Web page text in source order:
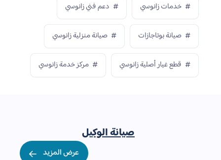
خدمات زانوسي دعم فني زانوسي
صيانة بوتاجازات صيانة منزلية زانوسي
قطع غيار أصلية زانوسي مركز خدمة زانوسي
صيانة الوكيل
عرض المزيد